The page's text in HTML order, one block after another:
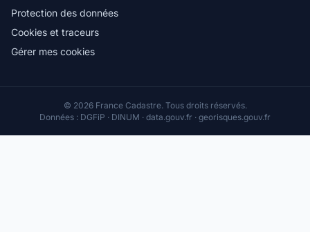
Protection des données
Cookies et traceurs
Gérer mes cookies
© 2026 France Cadastre. Tous droits réservés.
Données : DGFiP · DINUM · data.gouv.fr · georisques.gouv.fr